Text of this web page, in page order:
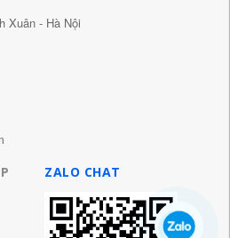
Xuân - Hà Nội
ZALO CHAT